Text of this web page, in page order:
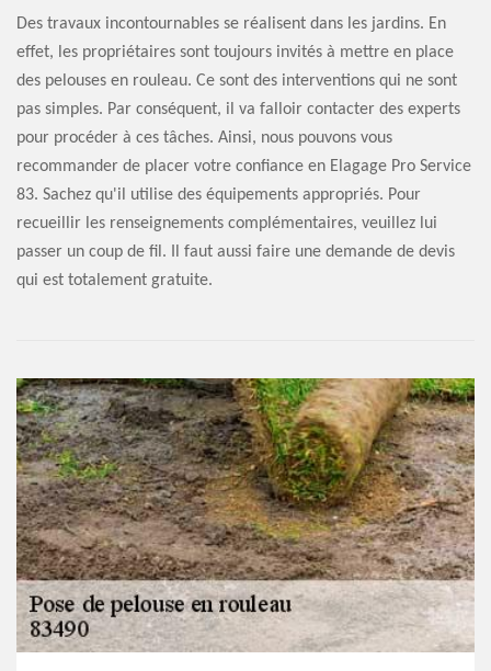
Des travaux incontournables se réalisent dans les jardins. En
effet, les propriétaires sont toujours invités à mettre en place
des pelouses en rouleau. Ce sont des interventions qui ne sont
pas simples. Par conséquent, il va falloir contacter des experts
pour procéder à ces tâches. Ainsi, nous pouvons vous
recommander de placer votre confiance en Elagage Pro Service
83. Sachez qu'il utilise des équipements appropriés. Pour
recueillir les renseignements complémentaires, veuillez lui
passer un coup de fil. Il faut aussi faire une demande de devis
qui est totalement gratuite.